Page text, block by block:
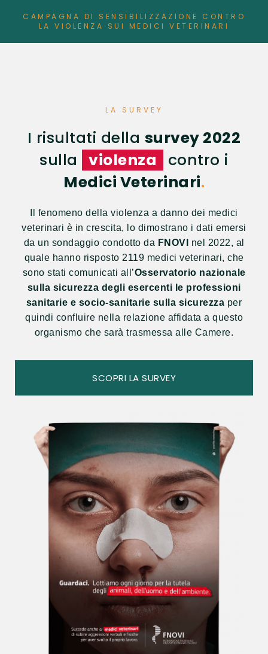
CAMPAGNA DI SENSIBILIZZAZIONE CONTRO
LA VIOLENZA SUI MEDICI VETERINARI
LA SURVEY
I risultati della survey 2022
sulla violenza
contro i
Medici Veterinari.
Il fenomeno della violenza a danno dei medici
veterinari è in crescita, lo dimostrano i dati emersi
da un sondaggio condotto da FNOVI
nel 2022, al
quale hanno risposto 2119 medici veterinari, che
sono stati comunicati all’Osservatorio nazionale
sulla sicurezza degli esercenti le professioni
sanitarie e socio-sanitarie sulla sicurezza per
quindi confluire nella relazione affidata a questo
organismo che sarà trasmessa alle Camere.
SCOPRI LA SURVEY